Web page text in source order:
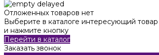
Отложенных товаров нет
Выберите в каталоге интересующий товар
и нажмите кнопку
Перейти в каталог
Заказать звонок